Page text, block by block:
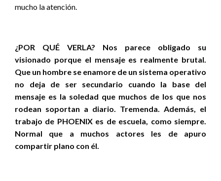
mucho la atención.
¿POR QUÉ VERLA? Nos parece obligado su
visionado porque el mensaje es realmente brutal.
Que un hombre se enamore de un sistema operativo
no deja de ser secundario cuando la base del
mensaje es la soledad que muchos de los que nos
rodean soportan a diario. Tremenda. Además, el
trabajo de PHOENIX es de escuela, como siempre.
Normal que a muchos actores les de apuro
compartir plano con él.